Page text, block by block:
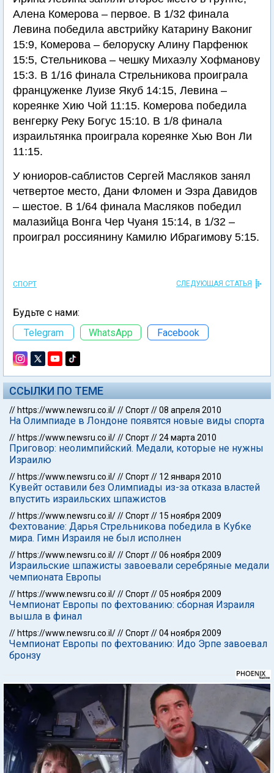
Алена Комерова – первое. В 1/32 финала
Левина победила австрийку Катарину Вакониг
15:9, Комерова – белоруску Алину Парфенюк
15:5, Стельникова – чешку Михаэлу Хофманову
15:3. В 1/16 финала Стрельникова проиграла
француженке Луизе Якуб 14:15, Левина –
кореянке Хию Чой 11:15. Комерова победила
венгерку Реку Богус 15:10. В 1/8 финала
израильтянка проиграла кореянке Хью Вон Ли
11:15.
У юниоров-саблистов Сергей Масляков занял
четвертое место, Дани Фломен и Эзра Давидов
– шестое. В 1/64 финала Масляков победил
малазийца Вонга Чер Чуаня 15:14, в 1/32 –
проиграл россиянину Камилю Ибрагимову 5:15.
СПОРТ СЛЕДУЮЩАЯ СТАТЬЯ
Будьте с нами:
Telegram
WhatsApp Facebook
ССЫЛКИ ПО ТЕМЕ
// https://www.newsru.co.il///Спорт//08 апреля 2010
На Олимпиаде в Лондоне появятся новые виды спорта
// https://www.newsru.co.il///Спорт//24 марта 2010
Приговор: неолимпийский. Медали, которые не нужны
Израилю
// https://www.newsru.co.il///Спорт// 12 января 2010
Кувейт оставили без Олимпиады из-за отказа властей
впустить израильских шпажистов
// https://www.newsru.co.il///Спорт// 15 ноября 2009
Фехтование: Дарья Стрельникова победила в Кубке
мира. Гимн Израиля не был исполнен
// https://www.newsru.co.il///Спорт//06 ноября 2009
Израильские шпажисты завоевали серебряные медали
чемпионата Европы
// https://www.newsru.co.il///Спорт//05 ноября 2009
Чемпионат Европы по фехтованию: сборная Израиля
вышла в финал
// https://www.newsru.co.il///Спорт//04 ноября 2009
Чемпионат Европы по фехтованию: Идо Эрпе завоевал
бронзу